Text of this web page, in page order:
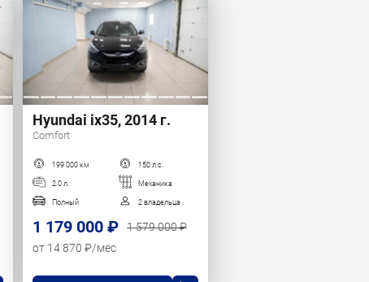
Hyundai ix35, 2014 г.
Comfort
199 000 км 150 л.с.
2.0 л. Механика
Полный 2 владельца
1 179 000 ₽
1 579 000 ₽
от 14 870 ₽/мес